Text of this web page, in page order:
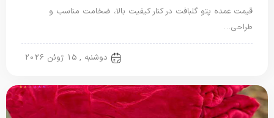
قیمت عمده پتو گلبافت در کنار کیفیت بالا، ضخامت مناسب و
طراحی…
دوشنبه , 15 ژوئن 2026